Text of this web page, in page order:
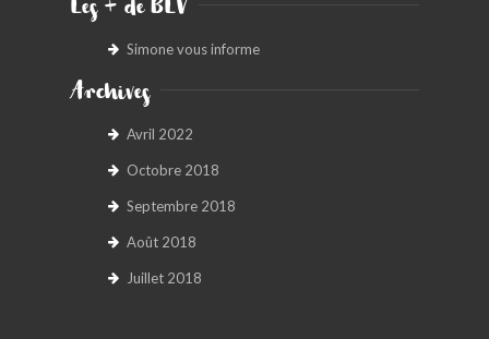
Les + de BLV
Simone vous informe
Archives
Avril 2022
Octobre 2018
Septembre 2018
Août 2018
Juillet 2018